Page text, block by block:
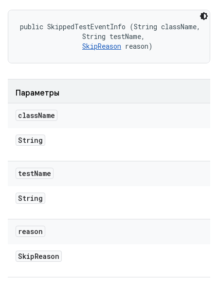
public SkippedTestEventInfo (String className,
                String testName,
SkipReason reason)
Параметры
className
String
testName
String
reason
SkipReason